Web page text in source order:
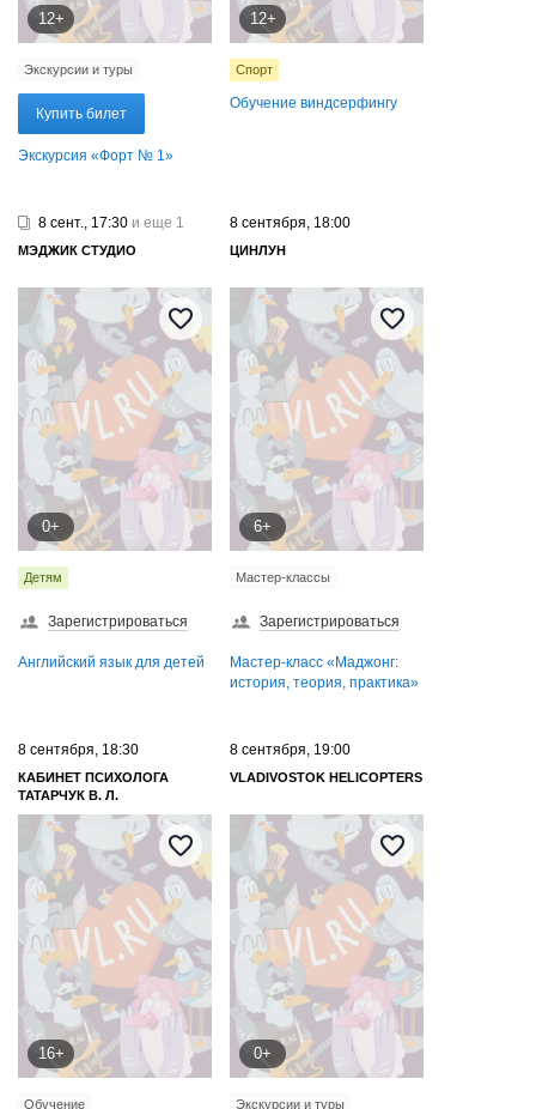
12+
Экскурсии и туры
Купить билет
Экскурсия «Форт № 1»
12+
Спорт
Обучение виндсерфингу
8 сент., 17:30 и еще 1
МЭДЖИК СТУДИО
0+
Детям
Зарегистрироваться
Английский язык для детей
8 сентября, 18:00
ЦИНЛУН
6+
Мастер-классы
Зарегистрироваться
Мастер-класс «‎Маджонг:
история, теория, практика»
8 сентября, 18:30
КАБИНЕТ ПСИХОЛОГА
ТАТАРЧУК В. Л.
16+
Обучение
8 сентября, 19:00
VLADIVOSTOK HELICOPTERS
0+
Экскурсии и туры